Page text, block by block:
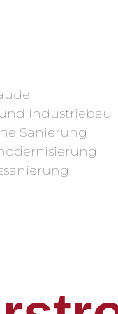
Industriebau
Sanierung